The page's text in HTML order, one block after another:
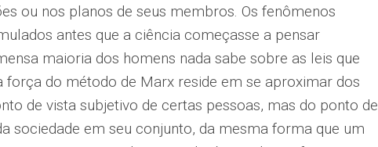
ou nos planos de seus membros. Os fenômenos
antes que a ciência começasse a pensar
maioria dos homens nada sabe sobre as leis que
força do método de Marx reside em se aproximar dos
de vista subjetivo de certas pessoas, mas do ponto de
sociedade em seu conjunto, da mesma forma que um